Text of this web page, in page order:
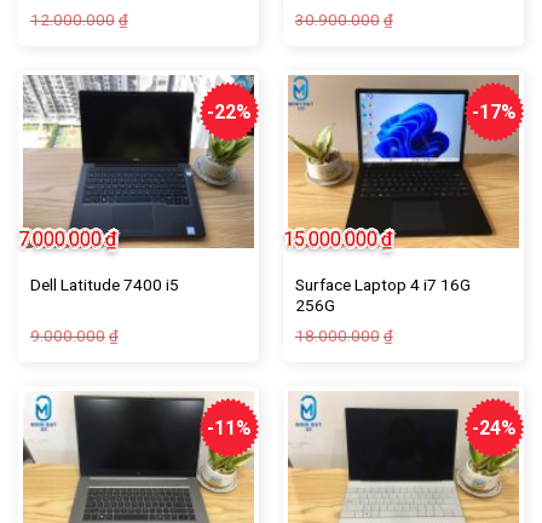
12.000.000 ₫
30.900.000 ₫
-22%
Dell Latitude 7400 i5
9.000.000 ₫
7.000.000₫
-17%
Surface Laptop 4 i7 16G
256G
18.000.000 ₫
15.000.000₫
-11% -24%